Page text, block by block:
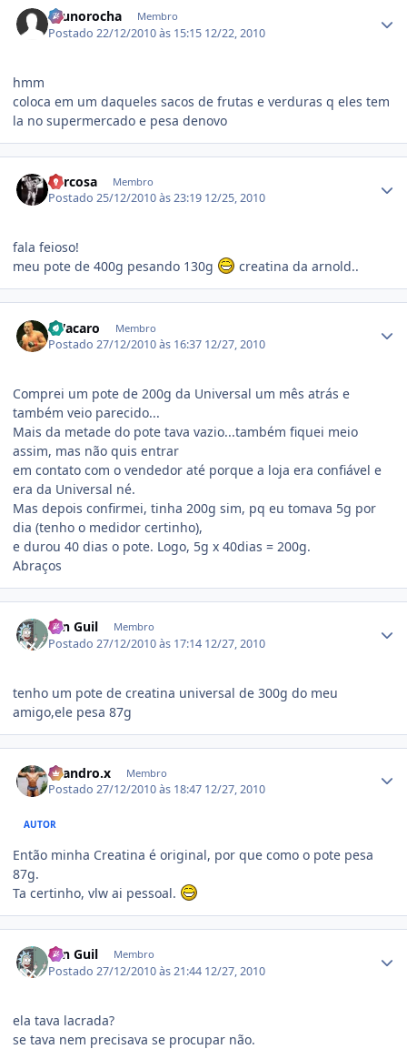
brunorocha Membro
Postado22/12/2010 às 15:15 12/22, 2010
hmm
coloca em um daqueles sacos de frutas e verduras q eles tem
la no supermercado e pesa denovo
Vercosa Membro
Postado25/12/2010 às 23:19 12/25, 2010
fala feioso!
meu pote de 400g pesando 130g
creatina da arnold..
GVacaro Membro
Postado27/12/2010 às 16:37 12/27, 2010
Comprei um pote de 200g da Universal um mês atrás e
também veio parecido...
Mais da metade do pote tava vazio...também fiquei meio
assim, mas não quis entrar
em contato com o vendedor até porque a loja era confiável e
era da Universal né.
Mas depois confirmei, tinha 200g sim, pq eu tomava 5g por
dia (tenho o medidor certinho),
e durou 40 dias o pote. Logo, 5g x 40dias = 200g.
Abraços
Ten Guil Membro
Postado27/12/2010 às 17:14 12/27, 2010
tenho um pote de creatina universal de 300g do meu
amigo,ele pesa 87g
Leandro.x Membro
Postado27/12/2010 às 18:47 12/27, 2010
AUTOR
Então minha Creatina é original, por que como o pote pesa
87g.
Ta certinho, vlw ai pessoal.
Ten Guil Membro
Postado27/12/2010 às 21:44 12/27, 2010
ela tava lacrada?
se tava nem precisava se procupar não.